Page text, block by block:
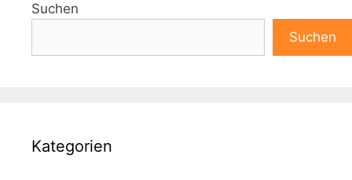
Suchen
Suchen
Kategorien